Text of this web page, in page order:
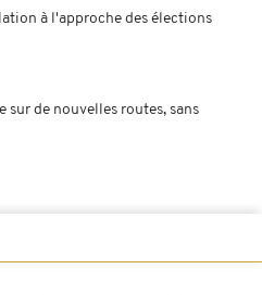
à l'approche des élections
sur de nouvelles routes, sans